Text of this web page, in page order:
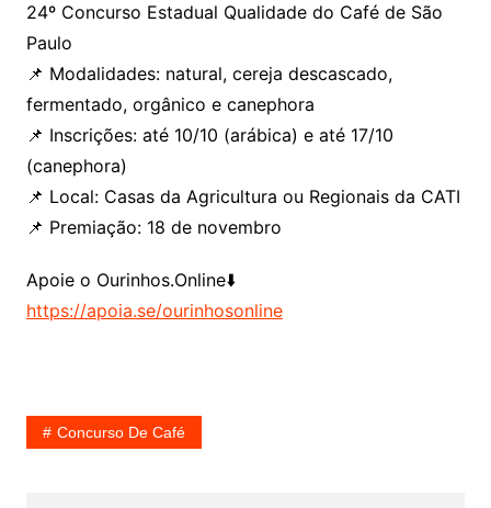
24º Concurso Estadual Qualidade do Café de São
Paulo
📌 Modalidades: natural, cereja descascado,
fermentado, orgânico e canephora
📌 Inscrições: até 10/10 (arábica) e até 17/10
(canephora)
📌 Local: Casas da Agricultura ou Regionais da CATI
📌 Premiação: 18 de novembro
Apoie o Ourinhos.Online⬇️
https://apoia.se/ourinhosonline
Concurso De Café